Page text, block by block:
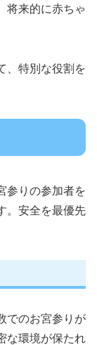
将来的に赤ちゃ
、特別な役割を
参りの参加者を
。安全を最優先
でのお宮参りが
な環境が保たれ